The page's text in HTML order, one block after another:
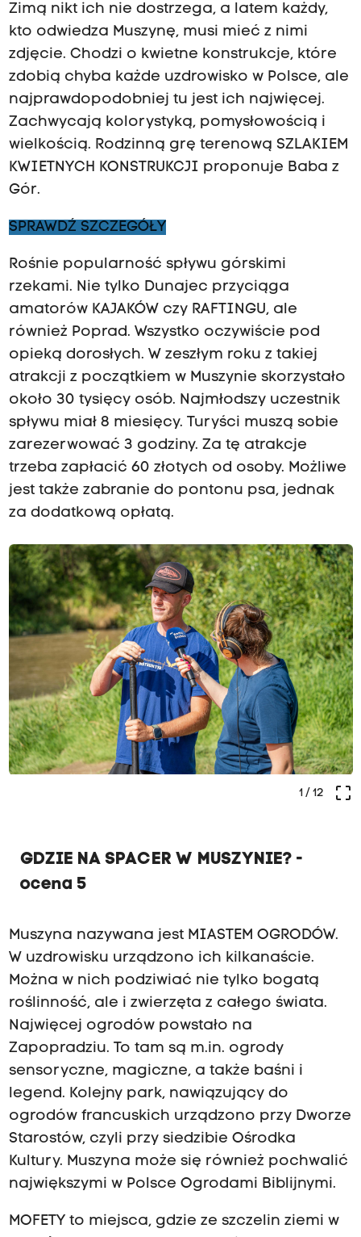
Zimą nikt ich nie dostrzega, a latem każdy,
kto odwiedza Muszynę, musi mieć z nimi
zdjęcie. Chodzi o kwietne konstrukcje, które
zdobią chyba każde uzdrowisko w Polsce, ale
najprawdopodobniej tu jest ich najwięcej.
Zachwycają kolorystyką, pomysłowością i
wielkością. Rodzinną grę terenową SZLAKIEM
KWIETNYCH KONSTRUKCJI proponuje Baba z
Gór.
SPRAWDŹ SZCZEGÓŁY
Rośnie popularność spływu górskimi
rzekami. Nie tylko Dunajec przyciąga
amatorów KAJAKÓW czy RAFTINGU, ale
również Poprad. Wszystko oczywiście pod
opieką dorosłych. W zeszłym roku z takiej
atrakcji z początkiem w Muszynie skorzystało
około 30 tysięcy osób. Najmłodszy uczestnik
spływu miał 8 miesięcy. Turyści muszą sobie
zarezerwować 3 godziny. Za tę atrakcje
trzeba zapłacić 60 złotych od osoby. Możliwe
jest także zabranie do pontonu psa, jednak
za dodatkową opłatą.
crop_free
1/ 12
GDZIE NA SPACER W MUSZYNIE? -
ocena 5
Muszyna nazywana jest MIASTEM OGRODÓW.
W uzdrowisku urządzono ich kilkanaście.
Można w nich podziwiać nie tylko bogatą
roślinność, ale i zwierzęta z całego świata.
Najwięcej ogrodów powstało na
Zapopradziu. To tam są m.in. ogrody
sensoryczne, magiczne, a także baśni i
legend. Kolejny park, nawiązujący do
ogrodów francuskich urządzono przy Dworze
Starostów, czyli przy siedzibie Ośrodka
Kultury. Muszyna może się również pochwalić
największymi w Polsce Ogrodami Biblijnymi.
MOFETY to miejsca, gdzie ze szczelin ziemi w